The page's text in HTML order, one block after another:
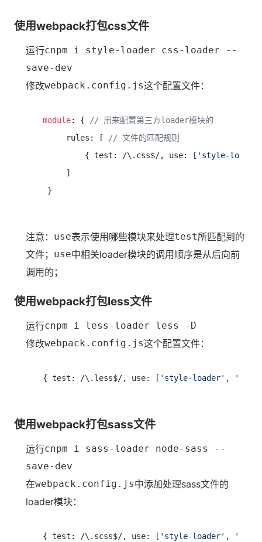
使用webpack打包css文件
运行cnpm i style-loader css-loader --
save-dev
修改webpack.config.js这个配置文件：
module: {
// 用来配置第三方loader模块的
     rules: [
// 文件的匹配规则
         { test: /\.css$/, use: [
'style-loader'
     ]
注意： use表示使用哪些模块来处理test所匹配到的
文件； use中相关loader模块的调用顺序是从后向前
调用的；
使用webpack打包less文件
运行cnpm i less-loader less -D
修改webpack.config.js这个配置文件：
{ test: /\.less$/, use: [ 'style-loader' , 'css-
使用webpack打包sass文件
运行cnpm i sass-loader node-sass --
save-dev
在webpack.config.js中添加处理sass文件的
loader模块：
{ test: /\.scss$/, use: [ 'style-loader' , 'css-